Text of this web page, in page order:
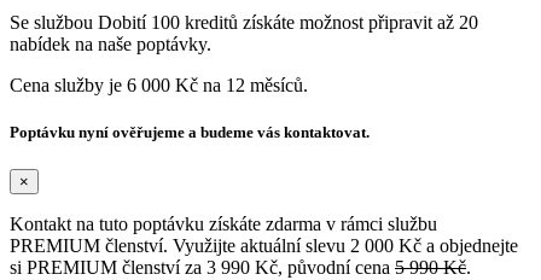
Se službou Dobití 100 kreditů získáte možnost připravit až 20
nabídek na naše poptávky.
Cena služby je 6 000 Kč na 12 měsíců.
Poptávku nyní ověřujeme a budeme vás kontaktovat.
×
Kontakt na tuto poptávku získáte zdarma v rámci službu
PREMIUM členství. Využijte aktuální slevu 2 000 Kč a objednejte
si PREMIUM členství za 3 990 Kč, původní cena 5 990 Kč.